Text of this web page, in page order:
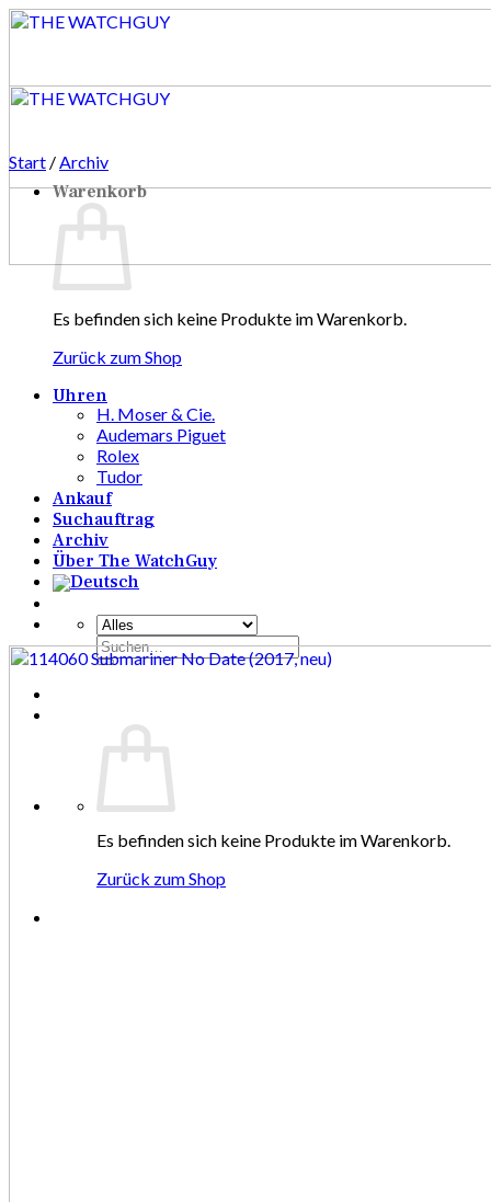
Zum
Warenkorb
Es befinden sich keine Produkte im Warenkorb.
Zurück zum Shop
Uhren
H. Moser & Cie.
Audemars Piguet
Rolex
Tudor
Ankauf
Suchauftrag
Archiv
Über The WatchGuy
Suchen
nach:
Es befinden sich keine Produkte im Warenkorb.
Zurück zum Shop
Start /Archiv